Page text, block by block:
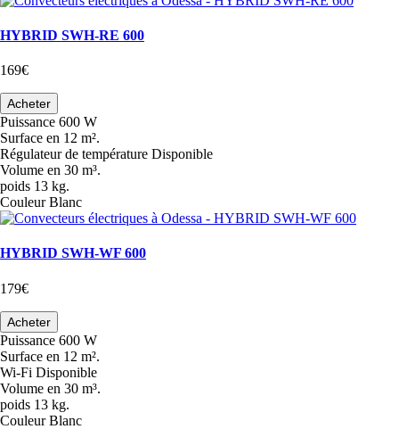
HYBRID SWH-RE 600
169€
Acheter
Puissance 600 W
Surface en 12 m².
Régulateur de température Disponible
Volume en 30 m³.
poids 13 kg.
Couleur Blanc
HYBRID SWH-WF 600
179€
Acheter
Puissance 600 W
Surface en 12 m².
Wi-Fi Disponible
Volume en 30 m³.
poids 13 kg.
Couleur Blanc